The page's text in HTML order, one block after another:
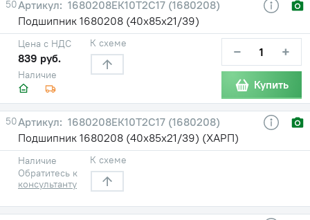
50
1680208ЕК10Т2С17 (1680208)
Подшипник 1680208 (40х85х21/39)
Наличие
Цена с НДС
839 руб.
К схеме − +
Купить
50
1680208ЕК10Т2С17 (1680208)
Подшипник 1680208 (40х85х21/39) (ХАРП)
Наличие
Обратитесь к
консультанту
К схеме